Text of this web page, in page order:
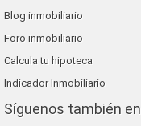
Blog inmobiliario
Foro inmobiliario
Calcula tu hipoteca
Indicador Inmobiliario
Síguenos también en